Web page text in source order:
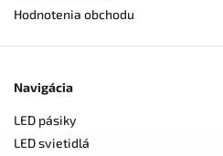
Hodnotenia obchodu
Navigácia
LED pásiky
LED svietidlá